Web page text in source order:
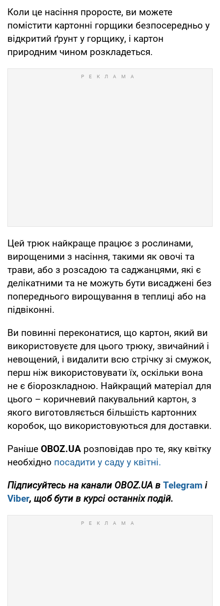
Коли це насіння проросте, ви можете
помістити картонні горщики безпосередньо у
відкритий ґрунт у горщику, і картон
природним чином розкладеться.
Цей трюк найкраще працює з рослинами,
вирощеними з насіння, такими як овочі та
трави, або з розсадою та саджанцями, які є
делікатними та не можуть бути висаджені без
попереднього вирощування в теплиці або на
підвіконні.
Ви повинні переконатися, що картон, який ви
використовуєте для цього трюку, звичайний і
невощений, і видалити всю стрічку зі смужок,
перш ніж використовувати їх, оскільки вона
не є біорозкладною. Найкращий матеріал для
цього – коричневий пакувальний картон, з
якого виготовляється більшість картонних
коробок, що використовуються для доставки.
Раніше OBOZ.UA розповідав про те, яку квітку
необхідно посадити у саду у квітні.
Підписуйтесь на канали OBOZ.UA в Telegram і
Viber, щоб бути в курсі останніх подій.